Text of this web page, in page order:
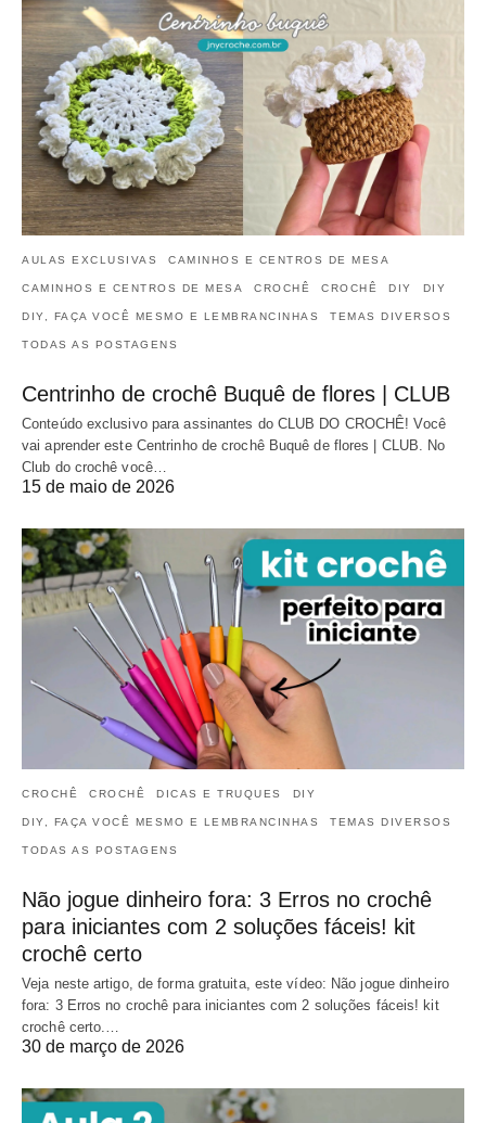
AULAS EXCLUSIVAS CAMINHOS E CENTROS DE MESA
CAMINHOS E CENTROS DE MESA CROCHÊ CROCHÊ DIY DIY
DIY, FAÇA VOCÊ MESMO E LEMBRANCINHAS TEMAS DIVERSOS
TODAS AS POSTAGENS
Centrinho de crochê Buquê de flores | CLUB
Conteúdo exclusivo para assinantes do CLUB DO CROCHÊ! Você
vai aprender este Centrinho de crochê Buquê de flores | CLUB. No
Club do crochê você…
15 de maio de 2026
CROCHÊ CROCHÊ DICAS E TRUQUES DIY
DIY, FAÇA VOCÊ MESMO E LEMBRANCINHAS TEMAS DIVERSOS
TODAS AS POSTAGENS
Não jogue dinheiro fora: 3 Erros no crochê
para iniciantes com 2 soluções fáceis! kit
crochê certo
Veja neste artigo, de forma gratuita, este vídeo: Não jogue dinheiro
fora: 3 Erros no crochê para iniciantes com 2 soluções fáceis! kit
crochê certo.…
30 de março de 2026